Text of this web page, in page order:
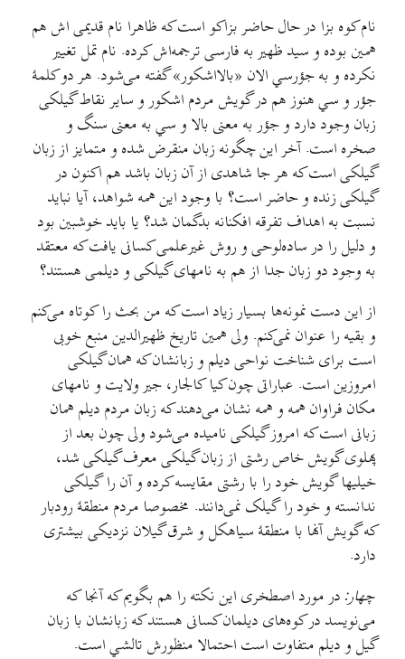
نام کوه بزا در حال حاضر بزاکو است که ظاهرا نام قدیمی اش هم
همین بوده و سید ظهير به فارسی ترجمه‌اش کرده. نام تمل تغيير
نکرده و به جؤرسي الان «بالااشکور»‌ گفته می‌شود. هر دو کلمهٔ
جؤر و سي هنوز هم در گويش مردم اشکور و ساير نقاط گیلکی
زبان وجود دارد و جؤر به معنی بالا و سي به معنی سنگ و
صخره است. آخر این چگونه زبان منقرض شده و متمايز از زبان
گیلکی است که هر جا شاهدی از آن زبان باشد هم اکنون در
گیلکی زنده و حاضر است؟ با وجود این همه شواهد، آیا نباید
نسبت به اهداف تفرقه افکنانه بدگمان شد؟ یا باید خوشبین بود
و دلیل را در ساده‌لوحی و روش غیرعلمی کسانی یافت که معتقد
به وجود دو زبان جدا از هم به نامهای گیلکی و دیلمی هستند؟
از این دست نمونه‌ها بسیار زیاد است که من بحث را کوتاه می‌کنم
و بقیه را عنوان نمی‌کنم. ولی همین تاریخ ظهيرالدین منبع خوبی
است برای شناخت نواحی دیلم و زبانشان که همان گیلکی
امروزين است. عباراتی چون کيا کالجار، جير ولايت و نامهای
مکان فراوان همه و همه نشان می‌دهند که زبان مردم دیلم همان
زبانی است که امروز گیلکی نامیده می‌شود ولی چون بعد از
پهلوی گویش خاص رشتی از زبان گیلکی معرف گیلکی شد،
خیلیها گویش خود را با رشتی مقایسه کرده و آن را گیلکی
ندانسته و خود را گیلک نمی‌دانند. مخصوصا مردم منطقهٔ رودبار
که گویش آنها با منطقهٔ سياهکل و شرق گیلان نزدیکی بيشتری
دارد.
چهار: در مورد اصطخری این نکته را هم بگویم که آنجا که
می‌نویسد در کوه‌های دیلمان کسانی هستند که زبانشان با زبان
گیل و دیلم متفاوت است احتمالا منظورش تالشي است.